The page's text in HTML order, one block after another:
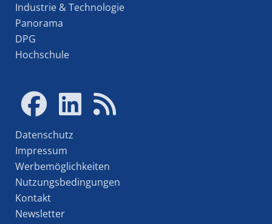
Industrie & Technologie
Panorama
DPG
Hochschule
Datenschutz
Impressum
Werbemöglichkeiten
Nutzungsbedingungen
Kontakt
Newsletter